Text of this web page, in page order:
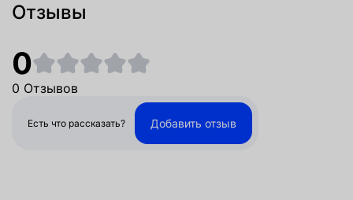
Отзывы
0
0 Отзывов
Есть что рассказать? Добавить отзыв